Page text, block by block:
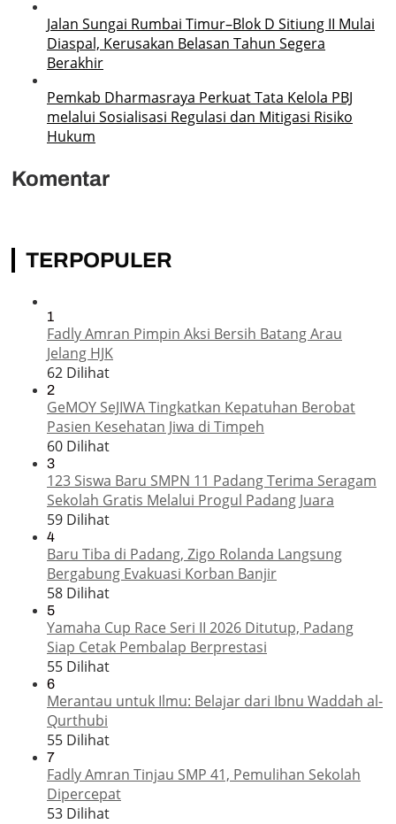
Jalan Sungai Rumbai Timur–Blok D Sitiung II Mulai
Diaspal, Kerusakan Belasan Tahun Segera
Berakhir
Pemkab Dharmasraya Perkuat Tata Kelola PBJ
melalui Sosialisasi Regulasi dan Mitigasi Risiko
Hukum
Komentar
TERPOPULER
1
Fadly Amran Pimpin Aksi Bersih Batang Arau
Jelang HJK
62 Dilihat
2
GeMOY SeJIWA Tingkatkan Kepatuhan Berobat
Pasien Kesehatan Jiwa di Timpeh
60 Dilihat
3
123 Siswa Baru SMPN 11 Padang Terima Seragam
Sekolah Gratis Melalui Progul Padang Juara
59 Dilihat
4
Baru Tiba di Padang, Zigo Rolanda Langsung
Bergabung Evakuasi Korban Banjir
58 Dilihat
5
Yamaha Cup Race Seri II 2026 Ditutup, Padang
Siap Cetak Pembalap Berprestasi
55 Dilihat
6
Merantau untuk Ilmu: Belajar dari Ibnu Waddah al-
Qurthubi
55 Dilihat
7
Fadly Amran Tinjau SMP 41, Pemulihan Sekolah
Dipercepat
53 Dilihat